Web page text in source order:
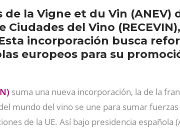
la Vigne et du Vin (ANEV)
Ciudades del Vino
incorporación busca
europeos para su
suma una nueva incorporación, la de la
mundo del vino se une para sumar
de la UE. Así bajo presidencia española